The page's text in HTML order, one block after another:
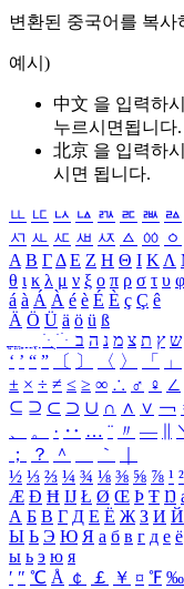
변환된 중국어를 복
예시)
中文 을 입력하
누르시면됩니다.
北京 을 입력하
시면 됩니다.
ㅥ ㅦ ㅧ ㅨ ㅩ ㅪ ㅫ ㅬ
ㅺ ㅻ ㅼ ㅽ ㅾ ㅿ ㆀ ㆁ
Α Β ΓΔ Ε Ζ Η Θ Ι ΚΛ
θ ι κ λ μ ν ξ ο π ρ σ τ υ φ
á à Á À é è É È ç Ç ê
Ä Ö Ü ä ö ü ß
ִֶֹ ֻּ ׁׂ ש ץ ת צ מ נ ה ב
‘ ’ “ ” 〔 〕 〈 〉 「 」
± × ÷ ≠ ≤ ≥ ∞ ∴ ♂ ♀ ∠
⊆ ⊇ ⊂ ⊃ ∪ ∩ ∧ ∨ ￢
、
。 · ‥ … ¨ 〃 ―
；
？ ＾ ｀
½ ⅓ ⅔ ¼ ¾ ⅛ ⅜ ⅝ ⅞ ¹ ²
Æ Ð Ħ Ĳ Ł Ø Œ Þ Ŧ Ŋ
А Б В Г Д Е Ё Ж З И Й
Ы Ь Э Ю Я а б в г д е ё
ы ь э ю я
′ ″ ℃ Å ￠ ￡ ￥ ¤ ℉ ‰